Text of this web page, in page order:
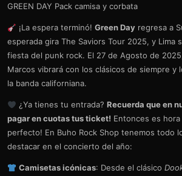
GREEN DAY Pack camisa y corbata
¡La espera terminó! Green Dayregresa a
esperada gira The Saviors Tour 2025, y Lima
fiesta del punk rock. El 27 de Agosto de
Marcos vibrará con los clásicos de siempre y
la banda californiana.
¿Ya tienes tu entrada? Recuerda que en
pagar en cuotas tus ticket! Entonces es
perfecto! En Buho Rock Shop tenemos todo
destacar en el concierto del año:
Camisetas icónicas: Desde el clásico